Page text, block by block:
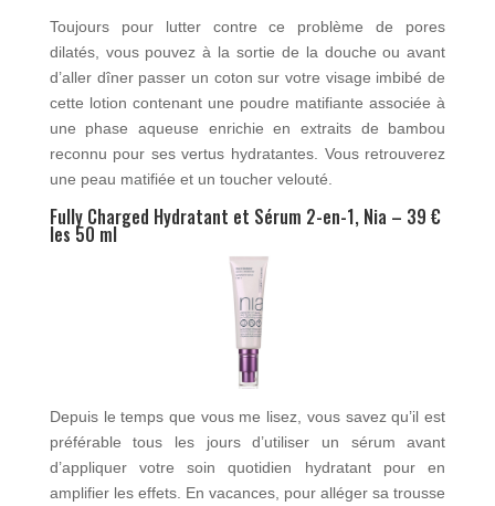
Toujours pour lutter contre ce problème de pores
dilatés, vous pouvez à la sortie de la douche ou avant
d’aller dîner passer un coton sur votre visage imbibé de
cette lotion contenant une poudre matifiante associée à
une phase aqueuse enrichie en extraits de bambou
reconnu pour ses vertus hydratantes. Vous retrouverez
une peau matifiée et un toucher velouté.
Fully Charged Hydratant et Sérum 2-en-1, Nia – 39 €
les 50 ml
Depuis le temps que vous me lisez, vous savez qu’il est
préférable tous les jours d’utiliser un sérum avant
d’appliquer votre soin quotidien hydratant pour en
amplifier les effets. En vacances, pour alléger sa trousse